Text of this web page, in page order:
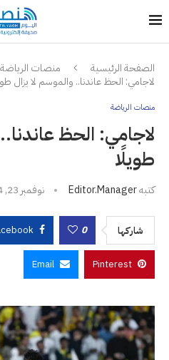
الصفحة الرئيسية
منصات الرياضة
لاجامي: الحظ عاندنا.. والموسم لا يزال
منصات الرياضة
لاجامي: الحظ
طويلًا
كتبهEditor.manager نوفمبر 23, 2024
شاركها 0
Pinterest
Email